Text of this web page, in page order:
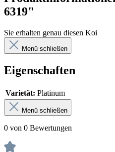
6319"
Sie erhalten genau diesen Koi
Menü schließen
Eigenschaften
Varietät: Platinum
Menü schließen
0 von 0 Bewertungen